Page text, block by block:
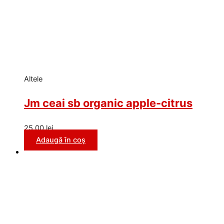
Altele
Jm ceai sb organic apple-citrus
25,00lei
Adaugă în coș